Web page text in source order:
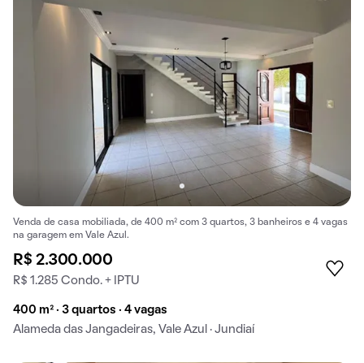
Venda de casa mobiliada, de 400 m² com 3 quartos, 3 banheiros e 4 vagas
na garagem em Vale Azul.
R$ 2.300.000
R$ 1.285 Condo. + IPTU
400 m² · 3 quartos · 4 vagas
Alameda das Jangadeiras, Vale Azul · Jundiaí